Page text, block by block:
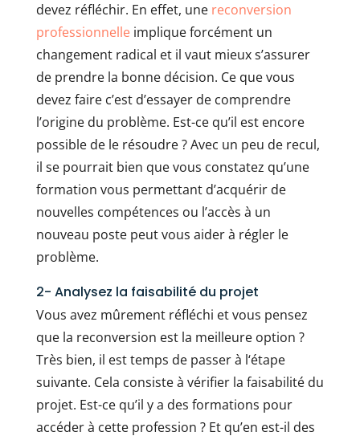
devez réfléchir. En effet, une reconversion
professionnelleimplique forcément un
changement radical et il vaut mieux s’assurer
de prendre la bonne décision. Ce que vous
devez faire c’est d’essayer de comprendre
l’origine du problème. Est-ce qu’il est encore
possible de le résoudre ? Avec un peu de recul,
il se pourrait bien que vous constatez qu’une
formation vous permettant d’acquérir de
nouvelles compétences ou l’accès à un
nouveau poste peut vous aider à régler le
problème.
2- Analysez la faisabilité du projet
Vous avez mûrement réfléchi et vous pensez
que la reconversion est la meilleure option ?
Très bien, il est temps de passer à l‘étape
suivante. Cela consiste à vérifier la faisabilité du
projet. Est-ce qu’il y a des formations pour
accéder à cette profession ? Et qu’en est-il des